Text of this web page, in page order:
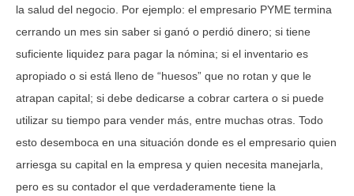
la salud del negocio. Por ejemplo: el empresario PYME termina
cerrando un mes sin saber si ganó o perdió dinero; si tiene
suficiente liquidez para pagar la nómina; si el inventario es
apropiado o si está lleno de “huesos” que no rotan y que le
atrapan capital; si debe dedicarse a cobrar cartera o si puede
utilizar su tiempo para vender más, entre muchas otras. Todo
esto desemboca en una situación donde es el empresario quien
arriesga su capital en la empresa y quien necesita manejarla,
pero es su contador el que verdaderamente tiene la